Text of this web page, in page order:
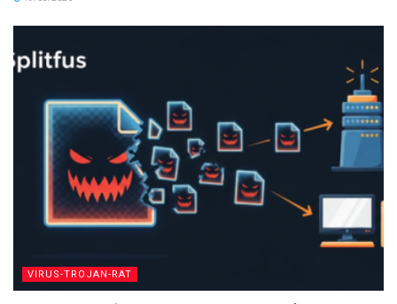
VIRUS-TROJAN-RAT